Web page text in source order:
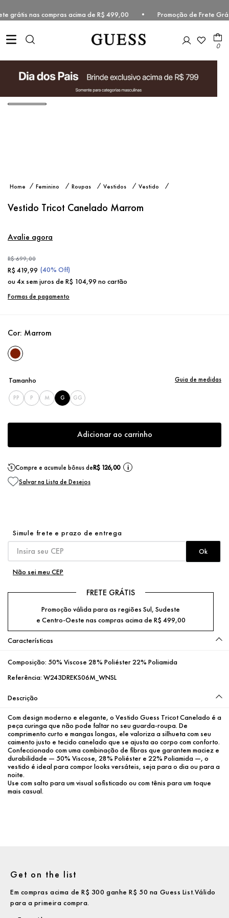
grátis nas compras acima de R$ 499,00 • Promoção de
0
Feminino Roupas Vestidos
Vestido
Vestido Tricot Canelado Marrom
Avalie agora
R$699,00
R$ 419,99 (40% Off)
ou4x sem juros de R$ 104,99 no cartão
Formas de pagamento
Cor: Marrom
Tamanho
PP P M G GG
Guia de medidas
Adicionar ao carrinho
Compre e acumule bônus deR$ 126,00 i
Não sei meu CEP
FRETE GRÁTIS
Promoção válida para as regiões Sul, Sudeste
e Centro-Oeste nas compras acima de R$ 499,00
Características
Composição: 50% Viscose 28% Poliéster 22% Poliamida
Referência: W243DREKS06M_WNSL
Descrição
Com design moderno e elegante, o Vestido Guess Tricot Canelado é a
peça curinga que não pode faltar no seu guarda-roupa. De
comprimento curto e mangas longas, ele valoriza a silhueta com seu
caimento justo e tecido canelado que se ajusta ao corpo com conforto.
Confeccionado com uma combinação de fibras que garantem maciez e
durabilidade — 50% Viscose, 28% Poliéster e 22% Poliamida —, o
vestido é ideal para compor looks versáteis, seja para o dia ou para a
noite.
Use com salto para um visual sofisticado ou com tênis para um toque
mais casual.
Get on the list
Em compras acima de R$ 300 ganhe R$ 50 na Guess List.Válido
para a primeira compra.